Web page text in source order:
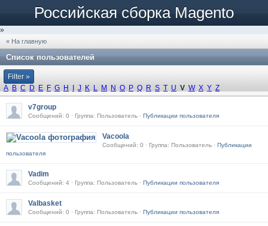
Российская сборка Magento
»
« На главную
Список пользователей
Filter »
A B C D E F G H J K L M N O P Q R S T U V W X Y Z
v7group
Сообщений: 0 · Группа: Пользователь · Публикации пользователя
Vacoola
Сообщений: 0 · Группа: Пользователь · Публикации
пользователя
Vadim
Сообщений: 4 · Группа: Пользователь · Публикации пользователя
Valbasket
Сообщений: 0 · Группа: Пользователь · Публикации пользователя